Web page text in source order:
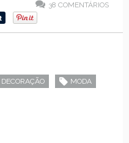
38 COMENTÁRIOS
DECORAÇÃO MODA